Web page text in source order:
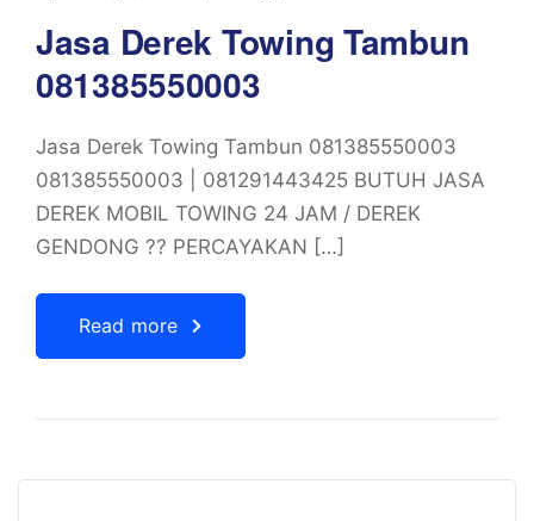
Jasa Derek Towing Tambun
081385550003
Jasa Derek Towing Tambun 081385550003
081385550003 | 081291443425 BUTUH JASA
DEREK MOBIL TOWING 24 JAM / DEREK
GENDONG ?? PERCAYAKAN […]
Read more